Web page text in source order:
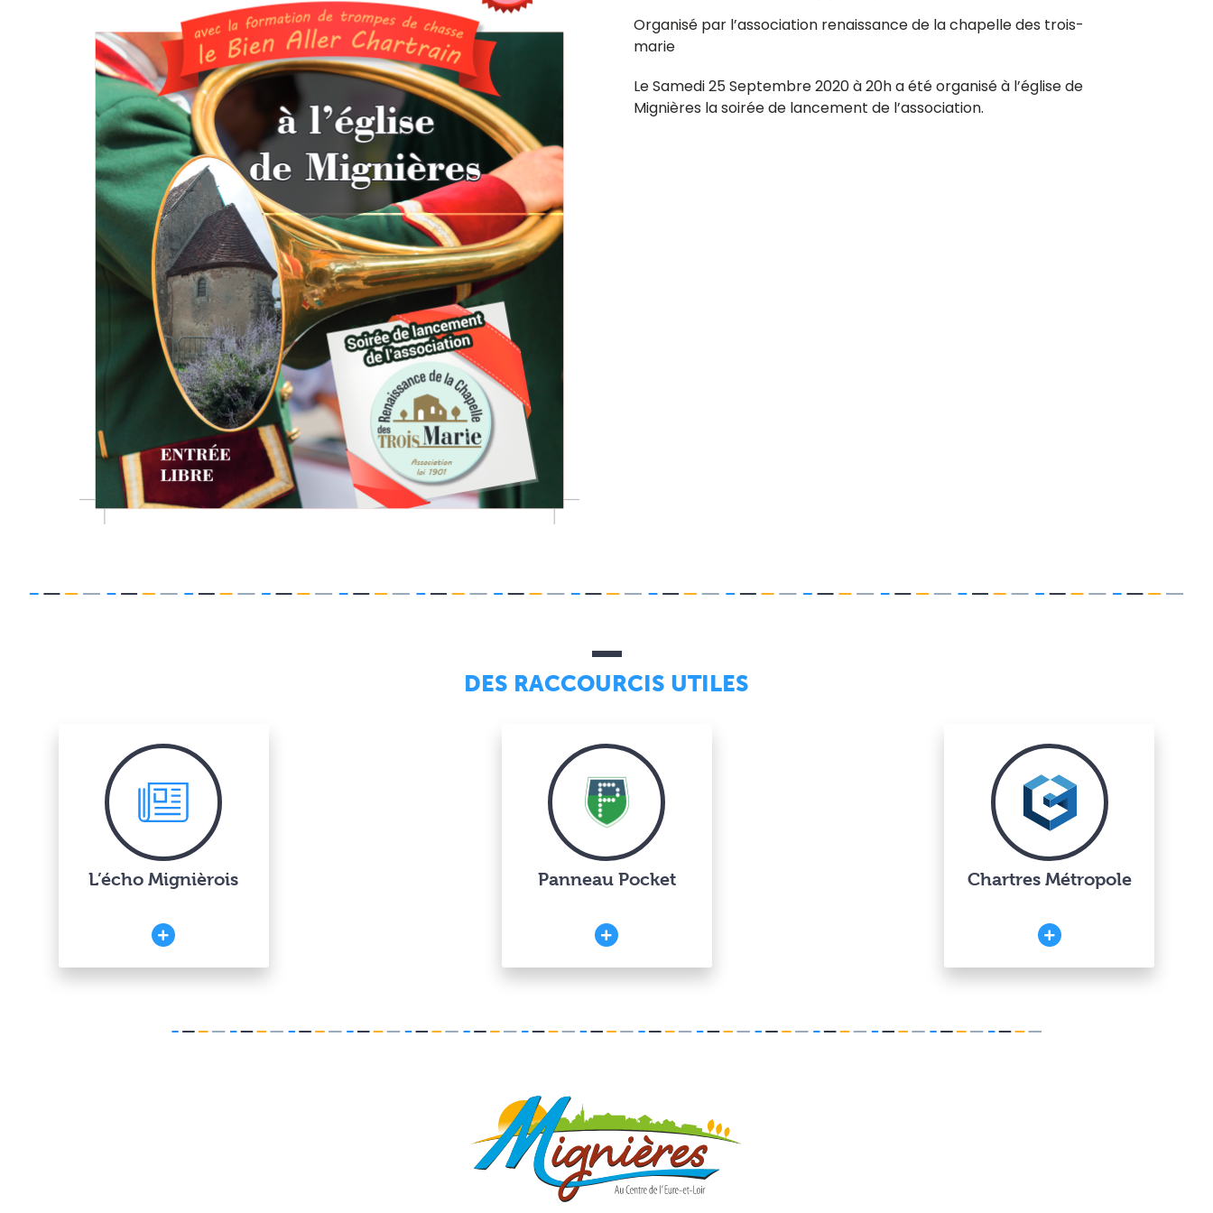
Organisé par l’association renaissance de la chapelle des trois-
marie
Le Samedi 25 Septembre 2020 à 20h a été organisé à l’église de
Mignières la soirée de lancement de l’association.
DES RACCOURCIS UTILES
L’écho Mignièrois Panneau Pocket Chartres Métropole